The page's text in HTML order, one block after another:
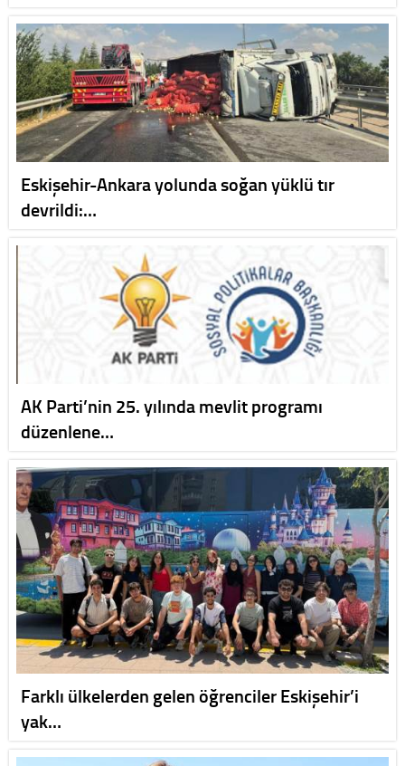
Eskişehir-Ankara yolunda soğan yüklü tır
devrildi:…
AK Parti’nin 25. yılında mevlit programı
düzenlene…
Farklı ülkelerden gelen öğrenciler Eskişehir’i
yak…